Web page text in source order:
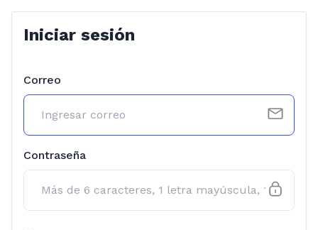
Iniciar sesión
Correo
Contraseña